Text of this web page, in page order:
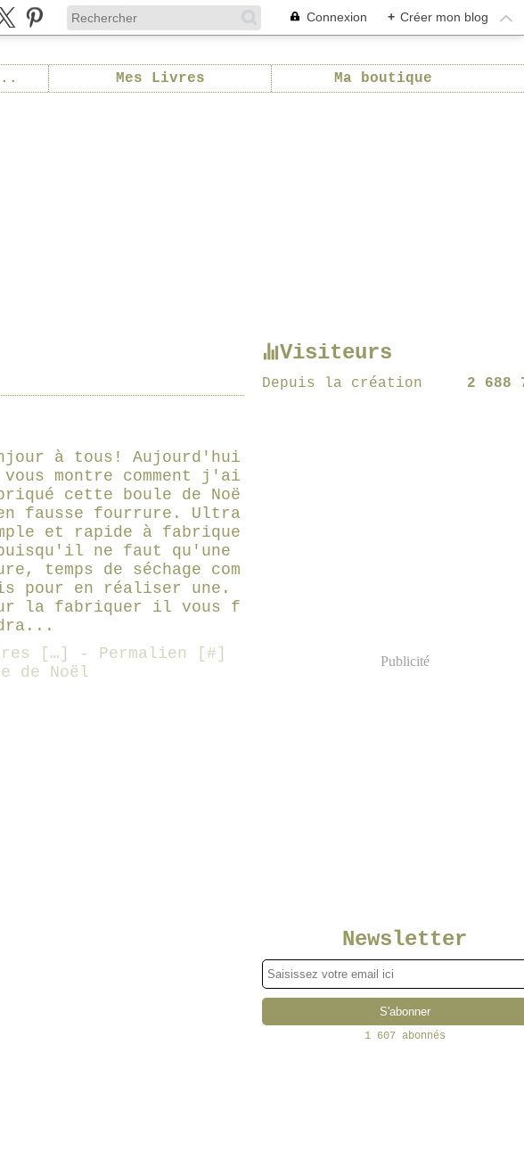
Connexion + Créer mon blog
Mes Livres Ma boutique
à tous! Aujourd'hui
montre comment j'ai
cette boule de Noë
fausse fourrure. Ultra
et rapide à fabrique
ne faut qu'une
temps de séchage com
pour en réaliser une.
la fabriquer il vous f
[ … - Permalien [ #
de Noël
Visiteurs
Depuis la création 2 688
Publicité
Newsletter
1 607 abonnés